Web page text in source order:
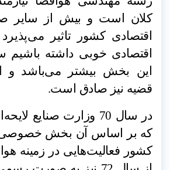
کلان است و بیش از سایر
اقتصادی کشور تاثیر
اقتصادی خوبی داشته باشیم
این بخش بیشتر می‌باشد و
قضیه نیز صادق است.
در سال 70 وزارت صنایع
که بر اساس آن بخش خصوصی
کشور فعالیت‌هایی در زمینه